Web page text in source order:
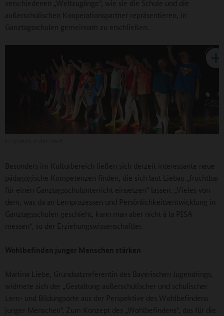
verschiedenen „Weltzugänge“, wie sie die Schule und die
außerschulischen Kooperationspartner repräsentieren, in
Ganztagsschulen gemeinsam zu erschließen.
Besonders im Kulturbereich ließen sich derzeit interessante neue
pädagogische Kompetenzen finden, die sich laut Liebau „fruchtbar
für einen Ganztagsschulunterricht einsetzen“ lassen. „Vieles von
dem, was da an Lernprozessen und Persönlichkeitsentwicklung in
Ganztagsschulen geschieht, kann man aber nicht à la PISA
messen“, so der Erziehungswissenschaftler.
Wohlbefinden junger Menschen stärken
Martina Liebe, Grundsatzreferentin des Bayerischen Jugendrings,
widmete sich der „Gestaltung außerschulischer und schulischer
Lern- und Bildungsorte aus der Perspektive des Wohlbefindens
junger Menschen“. Zum Konzept des „Wohlbefindens“, das für die